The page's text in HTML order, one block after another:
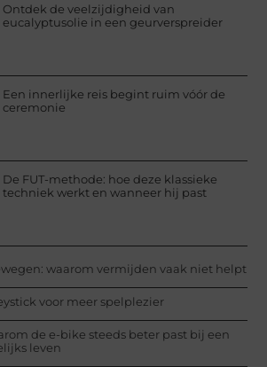
Ontdek de veelzijdigheid van
eucalyptusolie in een geurverspreider
Een innerlijke reis begint ruim vóór de
ceremonie
De FUT-methode: hoe deze klassieke
techniek werkt en wanneer hij past
waarom vermijden vaak niet helpt
voor meer spelplezier
de e-bike steeds beter past bij een
leven